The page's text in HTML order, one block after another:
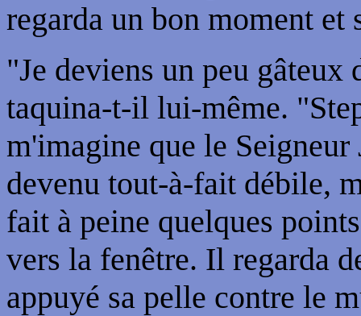
regarda un bon moment et
"Je deviens un peu gâteux
taquina-t-il lui-même.
m'imagine que le
devenu tout-à-fait débile,
fait à peine quelques
vers la fenêtre. Il regarda
appuyé sa pelle contre le